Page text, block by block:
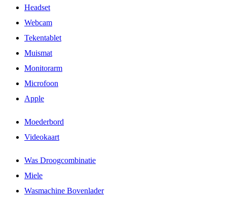
Headset
Webcam
Tekentablet
Muismat
Monitorarm
Microfoon
Apple
Moederbord
Videokaart
Was Droogcombinatie
Miele
Wasmachine Bovenlader